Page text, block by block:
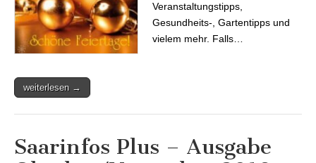
Veranstaltungstipps,
Gesundheits-, Gartentipps und
vielem mehr. Falls…
weiterlesen →
Saarinfos Plus – Ausgabe